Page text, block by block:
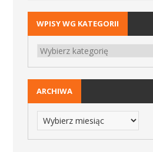
WPISY WG KATEGORII
ARCHIWA